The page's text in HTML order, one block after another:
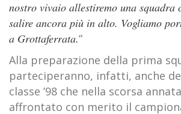
nostro vivaio allestiremo una squadra
salire ancora più in alto. Vogliamo
a Grottaferrata.“
Alla preparazione della prima
parteciperanno, infatti, anche
classe ’98 che nella scorsa
affrontato con merito il